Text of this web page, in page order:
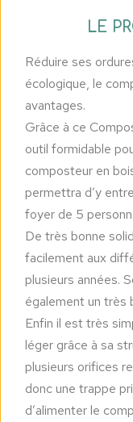
LE
Réduire ses
écologique, le
avantages.
Grâce à ce
outil formidable
composteur en
permettra d’y
foyer de 5
De très bonne
facilement aux
plusieurs années.
également un très
Enfin il est très
léger grâce à sa
plusieurs orifices
donc une trappe
d’alimenter le